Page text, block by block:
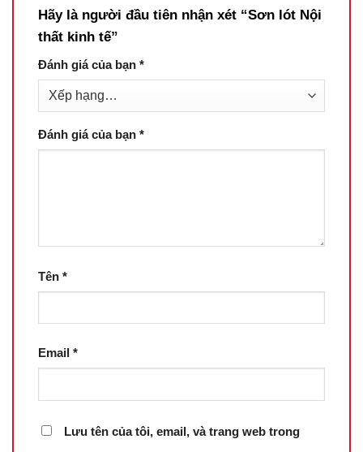
Hãy là người đầu tiên nhận xét “Sơn lót Nội
thất kinh tế”
Đánh giá của bạn *
Đánh giá của bạn *
Tên *
Email *
Lưu tên của tôi, email, và trang web trong